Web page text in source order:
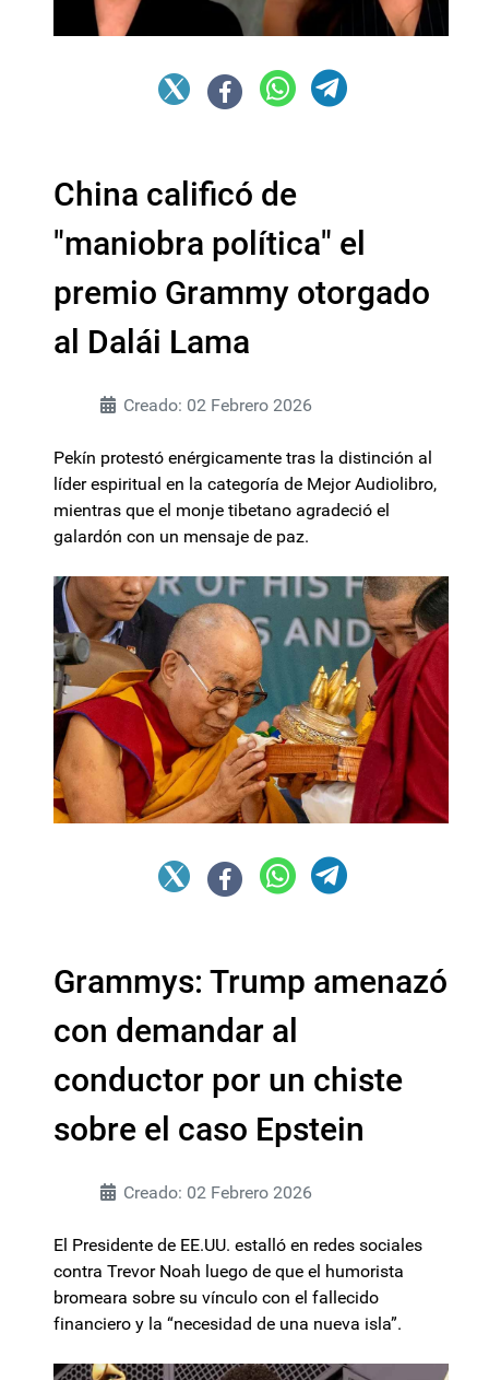
China calificó de
"maniobra política" el
premio Grammy otorgado
al Dalái Lama
Creado: 02 Febrero 2026
Pekín protestó enérgicamente tras la distinción al
líder espiritual en la categoría de Mejor Audiolibro,
mientras que el monje tibetano agradeció el
galardón con un mensaje de paz.
Grammys: Trump amenazó
con demandar al
conductor por un chiste
sobre el caso Epstein
Creado: 02 Febrero 2026
El Presidente de EE.UU. estalló en redes sociales
contra Trevor Noah luego de que el humorista
bromeara sobre su vínculo con el fallecido
financiero y la “necesidad de una nueva isla”.